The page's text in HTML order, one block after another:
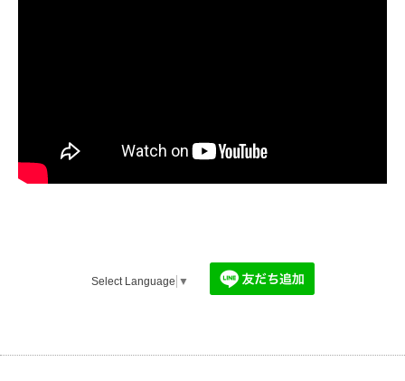
Select Language ▼